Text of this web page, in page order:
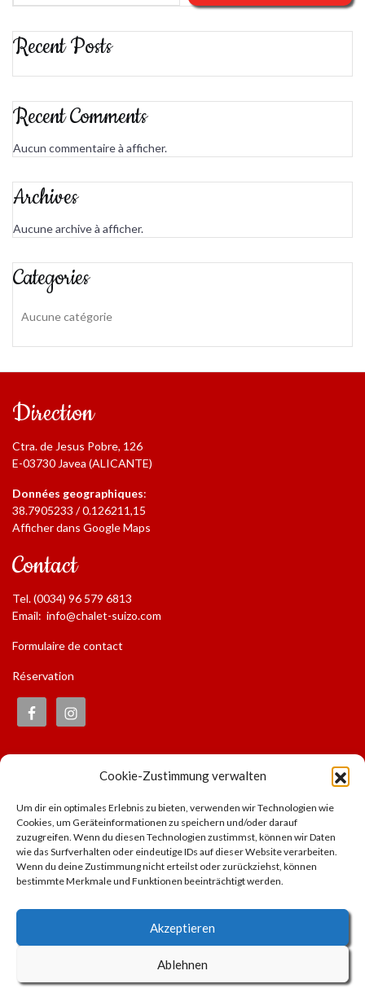
Cookie-Zustimmung verwalten
Um dir ein optimales Erlebnis zu bieten, verwenden wir Technologien wie
Cookies, um Geräteinformationen zu speichern und/oder darauf
zuzugreifen. Wenn du diesen Technologien zustimmst, können wir Daten
wie das Surfverhalten oder eindeutige IDs auf dieser Website verarbeiten.
Wenn du deine Zustimmung nicht erteilst oder zurückziehst, können
bestimmte Merkmale und Funktionen beeinträchtigt werden.
Akzeptieren
Ablehnen
Recent Posts
Recent Comments
Aucun commentaire à afficher.
Archives
Aucune archive à afficher.
Categories
Aucune catégorie
Direction
Ctra. de Jesus Pobre, 126
E-03730 Javea (ALICANTE)
Données geographiques:
38.7905233 / 0.126211,15
Afficher dans Google Maps
Contact
Tel. (0034) 96 579 6813
Email: info@chalet-suizo.com
Formulaire de contact
Réservation
Informations
Avis juridique
Politique de confidentialité
Liens recommandés
S’abonner à notre newsletter